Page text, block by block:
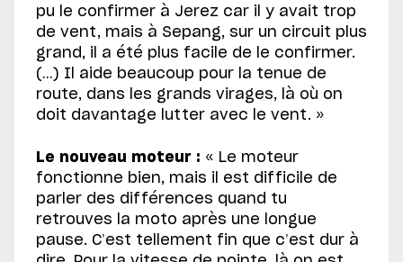
pu le confirmer à Jerez car il y avait trop
de vent, mais à Sepang, sur un circuit plus
grand, il a été plus facile de le confirmer.
(…) Il aide beaucoup pour la tenue de
route, dans les grands virages, là où on
doit davantage lutter avec le vent. »
Le nouveau moteur : « Le moteur
fonctionne bien, mais il est difficile de
parler des différences quand tu
retrouves la moto après une longue
pause. C’est tellement fin que c’est dur à